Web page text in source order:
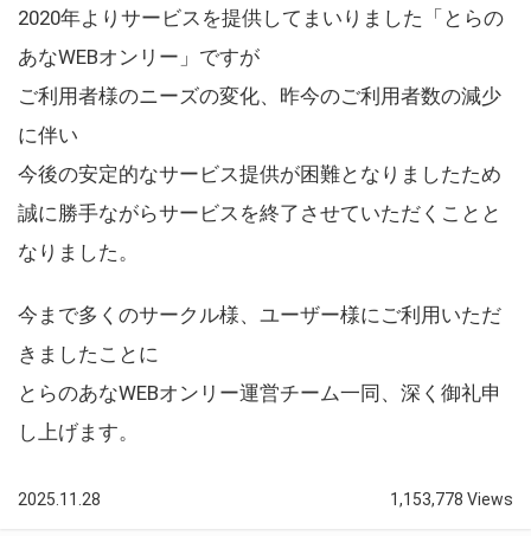
2020年よりサービスを提供してまいりました「とらの
あなWEBオンリー」ですが
ご利用者様のニーズの変化、昨今のご利用者数の減少
に伴い
今後の安定的なサービス提供が困難となりましたため
誠に勝手ながらサービスを終了させていただくことと
なりました。
今まで多くのサークル様、ユーザー様にご利用いただ
きましたことに
とらのあなWEBオンリー運営チーム一同、深く御礼申
し上げます。
2025.11.28 1,153,778 Views